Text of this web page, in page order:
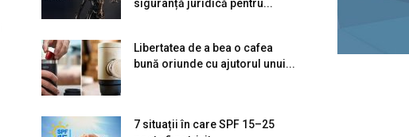
siguranță juridică pentru...
Libertatea de a bea o cafea
bună oriunde cu ajutorul unui...
7 situații în care SPF 15–25